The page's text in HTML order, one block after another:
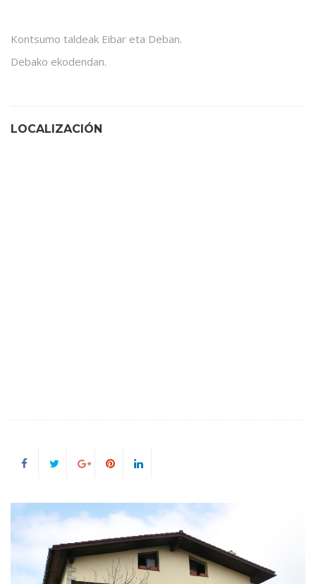
Kontsumo taldeak Eibar eta Deban.
Debako ekodendan.
LOCALIZACIÓN